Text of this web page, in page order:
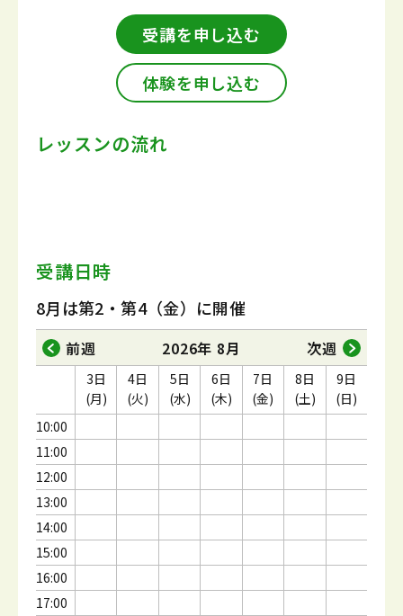
受講を申し込む
体験を申し込む
レッスンの流れ
受講日時
8月は第2・第4（金）に開催
前週 2026年 8月 次週
10:00
11:00
12:00
13:00
14:00
15:00
16:00
17:00
3日
(月)
4日
(火)
5日
(水)
6日
(木)
7日
(金)
8日
(土)
9日
(日)